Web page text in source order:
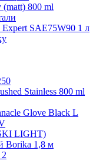
(matt) 800 ml
SAE75W90 1 л
Stainless 800 ml
Glove Black L
LIGHT)
Borika 1,8 м